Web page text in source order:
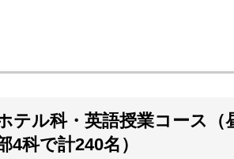
テル科・英語授業コース（
4科で計240名）